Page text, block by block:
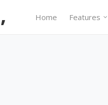
Home Features